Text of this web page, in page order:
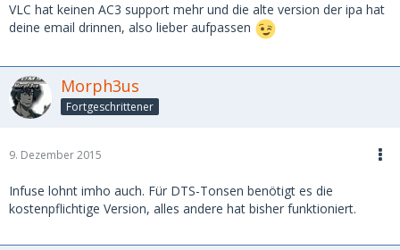
VLC hat keinen AC3 support mehr und die alte version der ipa hat
deine email drinnen, also lieber aufpassen
Morph3us
Fortgeschrittener
9. Dezember 2015
Infuse lohnt imho auch. Für DTS-Tonsen benötigt es die
kostenpflichtige Version, alles andere hat bisher funktioniert.